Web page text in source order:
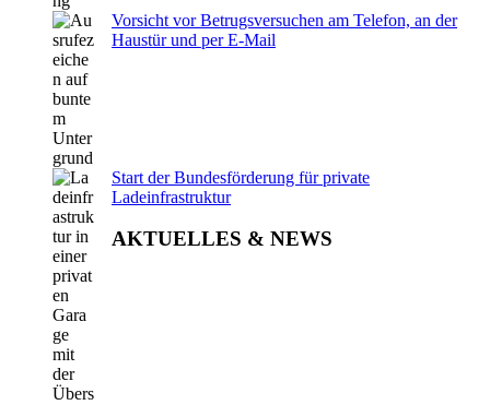
Vorsicht vor Betrugsversuchen am Telefon, an der
Haustür und per E-Mail
Start der Bundesförderung für private
Ladeinfrastruktur
AKTUELLES & NEWS